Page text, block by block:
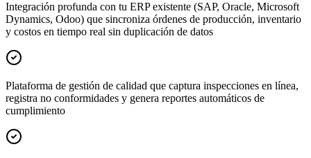
Integración profunda con tu ERP existente (SAP, Oracle, Microsoft
Dynamics, Odoo) que sincroniza órdenes de producción, inventario
y costos en tiempo real sin duplicación de datos
Plataforma de gestión de calidad que captura inspecciones en línea,
registra no conformidades y genera reportes automáticos de
cumplimiento